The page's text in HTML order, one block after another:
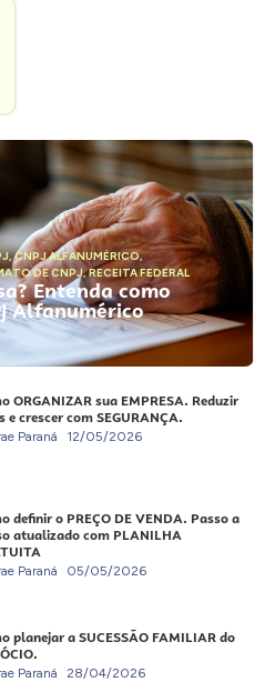
,CNPJ ALFANUMÉRICO,
DE CNPJ,RECEITA FEDERAL
Entenda como
Alfanumérico
ORGANIZAR sua EMPRESA. Reduzir
e crescer com SEGURANÇA.
Paraná 12/05/2026
definir o PREÇO DE VENDA. Passo a
atualizado com PLANILHA
Paraná 05/05/2026
planejar a SUCESSÃO FAMILIAR do
Paraná 28/04/2026